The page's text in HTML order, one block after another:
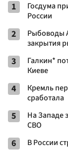
1
Госдума
России
2
Рыбоводы
закрытия
3
Галкин*
Киеве
4
Кремль
сработала
5
На Западе
СВО
6 В России